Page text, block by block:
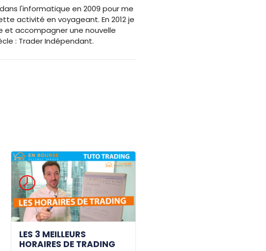
l'informatique en 2009 pour me
activité en voyageant. En 2012 je
et accompagner une nouvelle
: Trader Indépendant.
LES 3 MEILLEURS
HORAIRES DE TRADING